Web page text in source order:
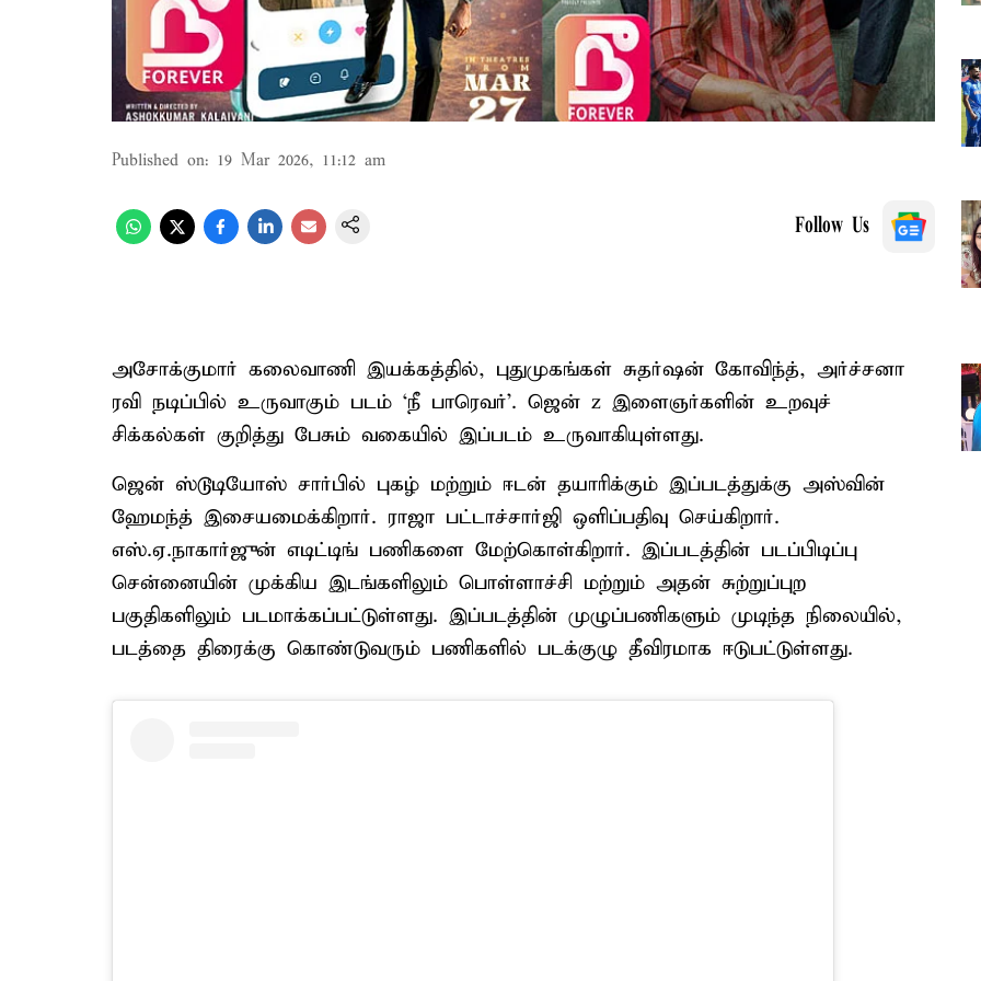
Published on: 19 Mar 2026, 11:12 am
Follow Us
அசோக்குமார் கலைவாணி இயக்கத்தில், புதுமுகங்கள் சுதர்ஷன் கோவிந்த், அர்ச்சனா
ரவி நடிப்பில் உருவாகும் படம் ‘நீ பாரெவர்’. ஜென் z இளைஞர்களின் உறவுச்
சிக்கல்கள் குறித்து பேசும் வகையில் இப்படம் உருவாகியுள்ளது.
ஜென் ஸ்டூடியோஸ் சார்பில் புகழ் மற்றும் ஈடன் தயாரிக்கும் இப்படத்துக்கு அஸ்வின்
ஹேமந்த் இசையமைக்கிறார். ராஜா பட்டாச்சார்ஜி ஒளிப்பதிவு செய்கிறார்.
எஸ்.ஏ.நாகார்ஜுன் எடிட்டிங் பணிகளை மேற்கொள்கிறார். இப்படத்தின் படப்பிடிப்பு
சென்னையின் முக்கிய இடங்களிலும் பொள்ளாச்சி மற்றும் அதன் சுற்றுப்புற
பகுதிகளிலும் படமாக்கப்பட்டுள்ளது. இப்படத்தின் முழுப்பணிகளும் முடிந்த நிலையில்,
படத்தை திரைக்கு கொண்டுவரும் பணிகளில் படக்குழு தீவிரமாக ஈடுபட்டுள்ளது.